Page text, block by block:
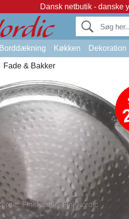
Dansk netbutik - danske
Borddækning Køkken Dekoration
Fade & Bakker